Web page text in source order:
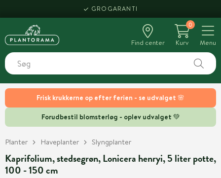
Frisk krukkerne op efter ferien - se udvalget 🌸
Forudbestil blomsterløg - oplev udvalget 💚
GROGARANTI
Find center
0
Kurv
Menu
Planter Haveplanter Slyngplanter
Kaprifolium, stedsegrøn, Lonicera henryi, 5 liter potte,
100 - 150 cm